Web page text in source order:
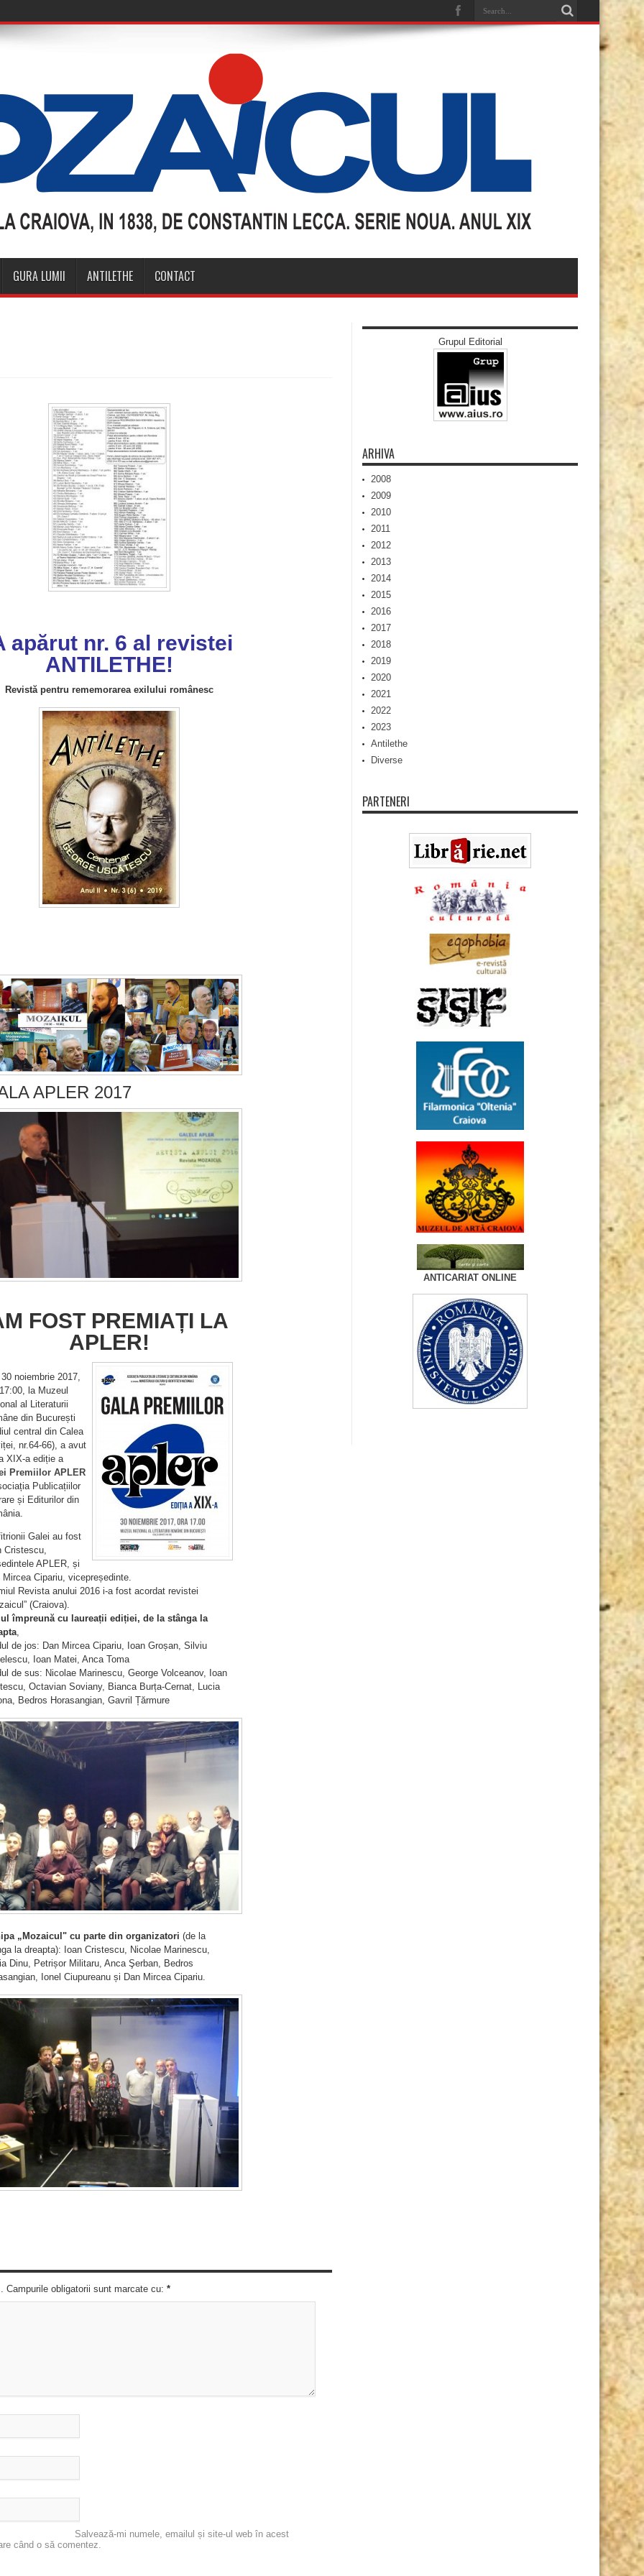
GURA LUMII ANTILETHE CONTACT
apărut nr. 6 al revistei
ANTILETHE!
Revistă pentru rememorarea exilului românesc
APLER 2017
FOST PREMIAȚI LA
APLER!
noiembrie 2017,
la Muzeul
al Literaturii
din București
central din Calea
nr.64-66), a avut
XIX-a ediție a
Premiilor APLER
Publicațiilor
și Editurilor din
Galei au fost
Cristescu,
APLER, și
Mircea Cipariu, vicepreședinte.
Revista anului 2016 i-a fost acordat revistei
(Craiova).
împreună cu laureații ediției, de la stânga la
,
de jos: Dan Mircea Cipariu, Ioan Groșan, Silviu
Ioan Matei, Anca Toma
de sus: Nicolae Marinescu, George Volceanov, Ioan
Octavian Soviany, Bianca Burța-Cernat, Lucia
Bedros Horasangian, Gavril Țărmure
„Mozaicul" cu parte din organizatori (de la
la dreapta): Ioan Cristescu, Nicolae Marinescu,
Dinu, Petrișor Militaru, Anca Şerban, Bedros
Ionel Ciupureanu și Dan Mircea Cipariu.
Campurile obligatorii sunt marcate cu: *
Salvează-mi numele, emailul și site-ul web în acest
când o să comentez.
Grupul Editorial
ARHIVA
2008
2009
2010
2011
2012
2013
2014
2015
2016
2017
2018
2019
2020
2021
2022
2023
Antilethe
Diverse
PARTENERI
ANTICARIAT ONLINE